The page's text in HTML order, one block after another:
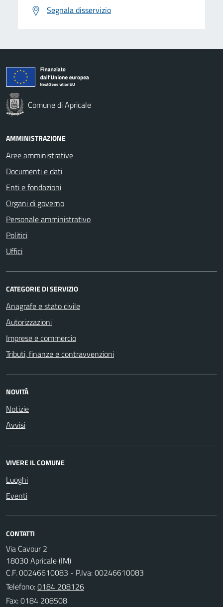
Segnala disservizio
Comune di Apricale
AMMINISTRAZIONE
Aree amministrative
Documenti e dati
Enti e fondazioni
Organi di governo
Personale amministrativo
Politici
Uffici
CATEGORIE DI SERVIZIO
Anagrafe e stato civile
Autorizzazioni
Imprese e commercio
Tributi, finanze e contravvenzioni
NOVITÀ
Notizie
Avvisi
VIVERE IL COMUNE
Luoghi
Eventi
CONTATTI
Via Cavour 2
18030 Apricale (IM)
C.F. 00246610083 - P.Iva: 00246610083
Telefono:0184 208126
Fax: 0184 208508